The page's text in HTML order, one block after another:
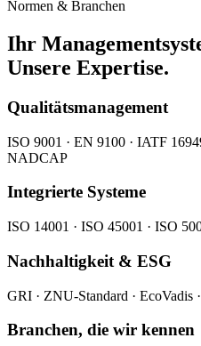
Normen & Branchen
Ihr
Unsere Expertise.
Qualitätsmanagement
ISO 9001 · EN 9100 · IATF
NADCAP
Integrierte Systeme
ISO 14001 · ISO 45001 · ISO
Nachhaltigkeit & ESG
GRI · ZNU-Standard · EcoVadis
Branchen, die wir kennen